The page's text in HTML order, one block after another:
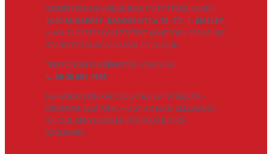
SZEMÉLYESEN IS VÁRJUK BEMUTATÓTERMÜNKBEN:
1047 BUDAPEST, BAROSS UTCA 75–77., 1. EMELET,
AHOL ELŐZETES EGYEZTETÉST KÖVETŐEN SZEMÉLYRE
SZABOTT TANÁCSADÁSSAL FOGADJUK.
TELEFONON IS ELÉRHETŐEK VAGYUNK:
📞 06 20 561 4633
NE HABOZZON KAPCSOLATBA LÉPNI VELÜNK –
ÖRÖMMEL SEGÍTÜNK, HOGY AZ ELKÉPZELÉSEKBŐL
VALÓDI, KÉNYELMES ÉS IDŐTÁLLÓ BÚTOR
SZÜLESSEN.